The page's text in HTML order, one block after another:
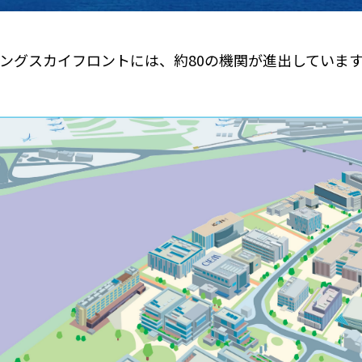
グスカイフロントには、約80の機関が進出していま